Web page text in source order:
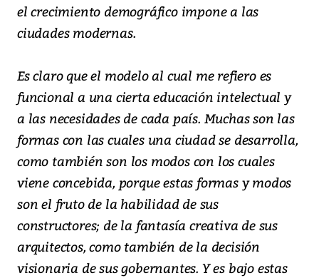
el crecimiento demográfico impone a las
ciudades modernas.
Es claro que el modelo al cual me refiero es
funcional a una cierta educación intelectual y
a las necesidades de cada país. Muchas son las
formas con las cuales una ciudad se desarrolla,
como también son los modos con los cuales
viene concebida, porque estas formas y modos
son el fruto de la habilidad de sus
constructores; de la fantasía creativa de sus
arquitectos, como también de la decisión
visionaria de sus gobernantes. Y es bajo estas